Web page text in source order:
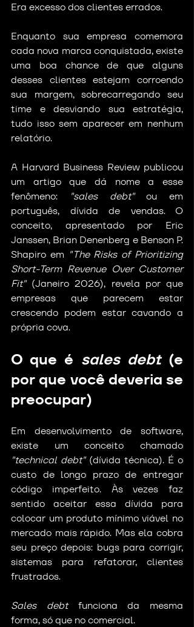
Era excesso dos clientes errados.
Enquanto sua empresa comemora
cada nova marca conquistada, existe
uma boa chance de que alguns
desses clientes estejam corroendo
sua margem, sobrecarregando seu
time e desviando sua estratégia,
tudo isso sem aparecer em nenhum
relatório.
A Harvard Business Review publicou
um artigo que dá nome a esse
fenômeno:
"sales debt" ou em
português, dívida de vendas. O
conceito, apresentado por Eric
Janssen, Brian Denenberg e Benson P.
Shapiro em "The Risks of Prioritizing
Short-Term Revenue Over Customer
Fit" (Janeiro 2026), revela por que
empresas que parecem estar
crescendo podem estar cavando a
própria cova.
O que é sales debt (e
por que você deveria se
preocupar)
Em desenvolvimento de software,
"technical debt" (dívida técnica). É o
custo de longo prazo de entregar
código imperfeito. Às vezes faz
sentido aceitar essa dívida para
colocar um produto mínimo viável no
mercado mais rápido. Mas ela cobra
seu preço depois: bugs para corrigir,
sistemas para refatorar, clientes
frustrados.
Sales debt funciona da mesma
forma, só que no comercial.